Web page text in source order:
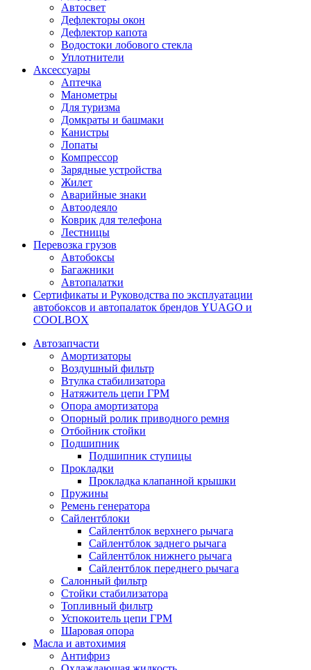
Автосвет
Дефлекторы окон
Дефлектор капота
Водостоки лобового стекла
Уплотнители
Аксессуары
Аптечка
Манометры
Для туризма
Домкраты и башмаки
Канистры
Лопаты
Компрессор
Зарядные устройства
Жилет
Аварийные знаки
Автоодеяло
Коврик для телефона
Лестницы
Перевозка грузов
Автобоксы
Багажники
Автопалатки
Сертификаты и Руководства по эксплуатации
автобоксов и автопалаток брендов YUAGO и
COOLBOX
Автозапчасти
Амортизаторы
Воздушный фильтр
Втулка стабилизатора
Натяжитель цепи ГРМ
Опора амортизатора
Опорный ролик приводного ремня
Отбойник стойки
Подшипник
Подшипник ступицы
Прокладки
Прокладка клапанной крышки
Пружины
Ремень генератора
Сайлентблоки
Сайлентблок верхнего рычага
Сайлентблок заднего рычага
Сайлентблок нижнего рычага
Сайлентблок переднего рычага
Салонный фильтр
Стойки стабилизатора
Топливный фильтр
Успокоитель цепи ГРМ
Шаровая опора
Масла и автохимия
Антифриз